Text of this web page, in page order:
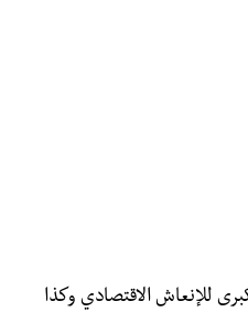
للإنعاش الاقتصادي وكذا